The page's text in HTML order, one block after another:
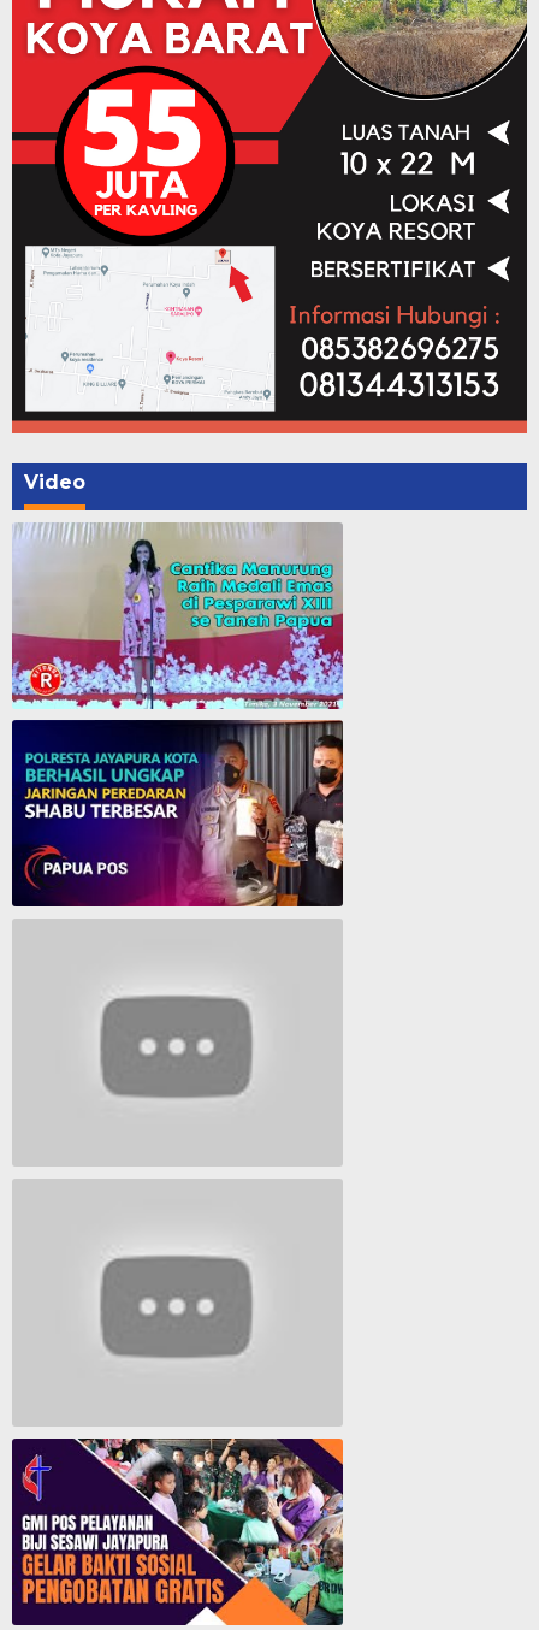
Video
Cantika Manurung Raih Medali Emas di Pesparawi XIII se Tanah Papua
Polresta Jayapura Berhasil ungkap jaringan peredaran shabu terbesar
Lagu Timur yang Paling 2022
Lagu Rohani Tanpa Iklan - Lagu Pujian dan Penyembahan Paskah 2022